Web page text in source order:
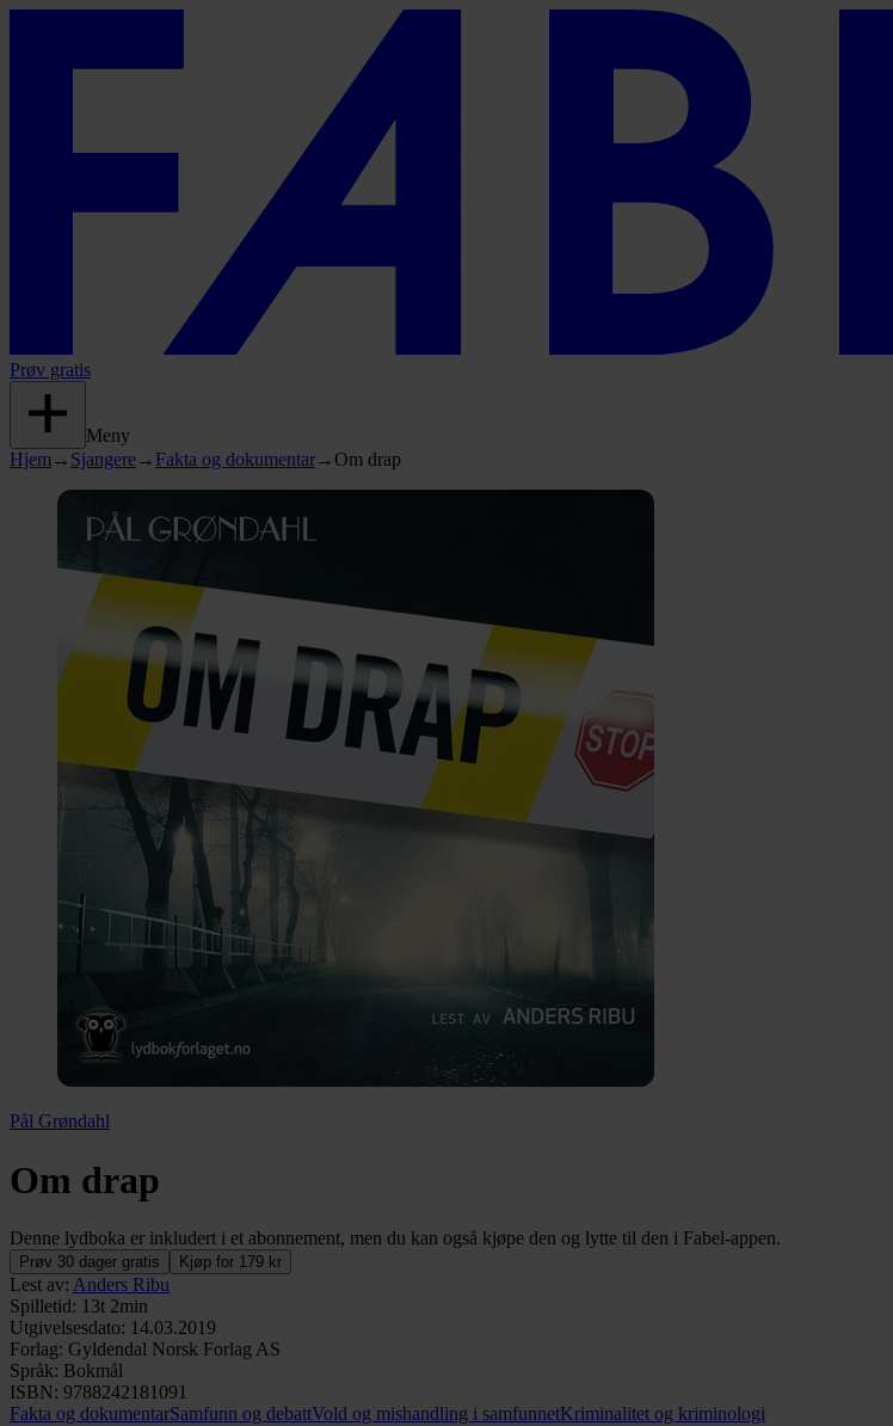
Prøv gratis
Meny
Hjem → Sjangere→ Fakta og dokumentar→ Om drap
Pål Grøndahl
Om drap
Denne lydboka er inkludert i et abonnement, men du kan også kjøpe den og lytte til den i Fabel-appen.
Prøv 30 dager gratis Kjøp for 179 kr
Lest av: Anders Ribu
Spilletid: 13t 2min
Utgivelsesdato: 14.03.2019
Forlag: Gyldendal Norsk Forlag AS
Språk: Bokmål
ISBN: 9788242181091
Fakta og dokumentarSamfunn og debattVold og mishandling i samfunnetKriminalitet og kriminologi